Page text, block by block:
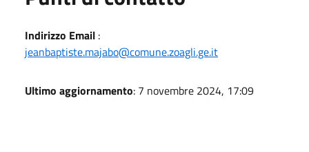
Indirizzo Email :
jeanbaptiste.majabo@comune.zoagli.ge.it
Ultimo aggiornamento: 7 novembre 2024, 17:09